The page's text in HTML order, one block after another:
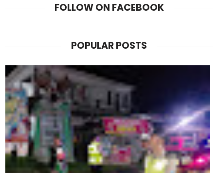
FOLLOW ON FACEBOOK
POPULAR POSTS